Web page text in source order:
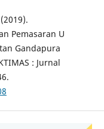
Pemasaran U
Gandapura
: Jurnal